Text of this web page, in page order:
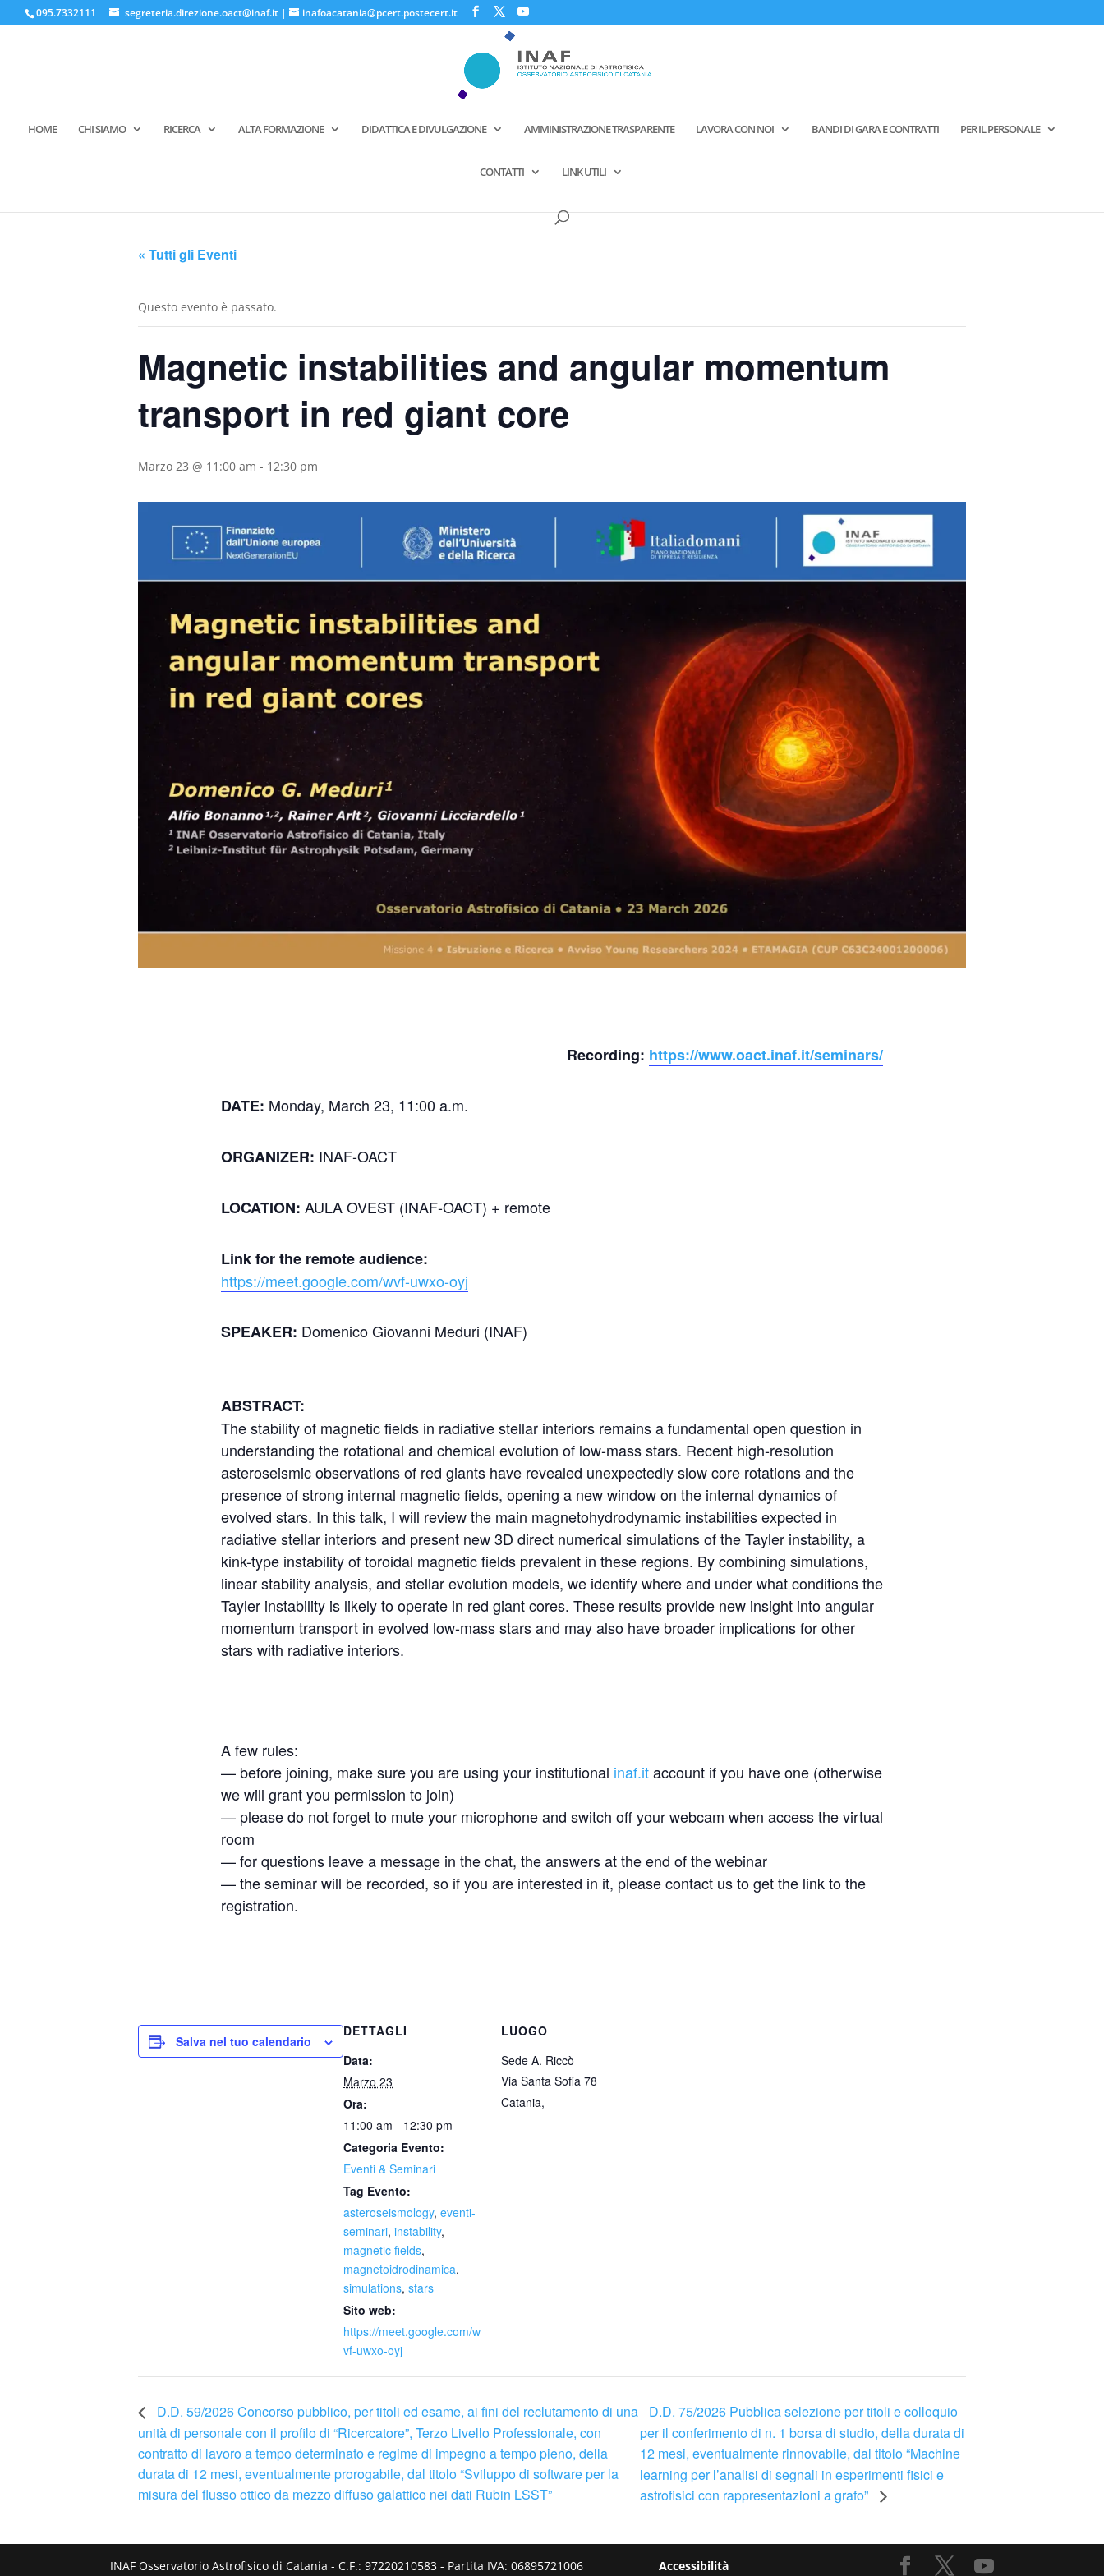
095.7332111 segreteria.direzione.oact@inaf.it | inafoacatania@pcert.postecert.it
HOME CHI SIAMO RICERCA ALTA FORMAZIONE DIDATTICA E DIVULGAZIONE AMMINISTRAZIONE TRASPARENTE LAVORA CON NOI BANDI DI GARA E CONTRATTI PER IL PERSONALE
CONTATTI LINK UTILI
« Tutti gli Eventi
Questo evento è passato.
Magnetic instabilities and angular momentum
transport in red giant core
Marzo 23 @ 11:00 am - 12:30 pm
Recording: https://www.oact.inaf.it/seminars/
DATE: Monday, March 23, 11:00 a.m.
ORGANIZER: INAF-OACT
LOCATION: AULA OVEST (INAF-OACT) + remote
Link for the remote audience:
https://meet.google.com/wvf-uwxo-oyj
SPEAKER: Domenico Giovanni Meduri (INAF)
ABSTRACT:
The stability of magnetic fields in radiative stellar interiors remains a fundamental open question in
understanding the rotational and chemical evolution of low-mass stars. Recent high-resolution
asteroseismic observations of red giants have revealed unexpectedly slow core rotations and the
presence of strong internal magnetic fields, opening a new window on the internal dynamics of
evolved stars. In this talk, I will review the main magnetohydrodynamic instabilities expected in
radiative stellar interiors and present new 3D direct numerical simulations of the Tayler instability, a
kink-type instability of toroidal magnetic fields prevalent in these regions. By combining simulations,
linear stability analysis, and stellar evolution models, we identify where and under what conditions the
Tayler instability is likely to operate in red giant cores. These results provide new insight into angular
momentum transport in evolved low-mass stars and may also have broader implications for other
stars with radiative interiors.
A few rules:
— before joining, make sure you are using your institutional inaf.itaccount if you have one (otherwise
we will grant you permission to join)
— please do not forget to mute your microphone and switch off your webcam when access the virtual
room
— for questions leave a message in the chat, the answers at the end of the webinar
— the seminar will be recorded, so if you are interested in it, please contact us to get the link to the
registration.
Salva nel tuo calendario
DETTAGLI
Data:
Marzo 23
Ora:
11:00 am - 12:30 pm
Categoria Evento:
Eventi & Seminari
Tag Evento:
asteroseismology, eventi-
seminari, instability,
magnetic fields,
magnetoidrodinamica,
simulations, stars
Sito web:
https://meet.google.com/w
vf-uwxo-oyj
LUOGO
Sede A. Riccò
Via Santa Sofia 78
Catania,
D.D. 59/2026 Concorso pubblico, per titoli ed esame, ai fini del reclutamento di una
unità di personale con il profilo di “Ricercatore”, Terzo Livello Professionale, con
contratto di lavoro a tempo determinato e regime di impegno a tempo pieno, della
durata di 12 mesi, eventualmente prorogabile, dal titolo “Sviluppo di software per la
misura del flusso ottico da mezzo diffuso galattico nei dati Rubin LSST”
D.D. 75/2026 Pubblica selezione per titoli e colloquio
per il conferimento di n. 1 borsa di studio, della durata di
12 mesi, eventualmente rinnovabile, dal titolo “Machine
learning per l’analisi di segnali in esperimenti fisici e
astrofisici con rappresentazioni a grafo”
INAF Osservatorio Astrofisico di Catania - C.F.: 97220210583 - Partita IVA: 06895721006Accessibilità